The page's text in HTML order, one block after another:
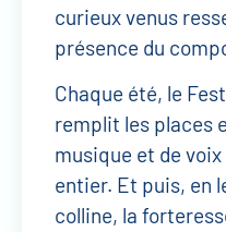
curieux venus
présence du
Chaque été, le
remplit les places
musique et de
entier. Et puis, en
colline, la